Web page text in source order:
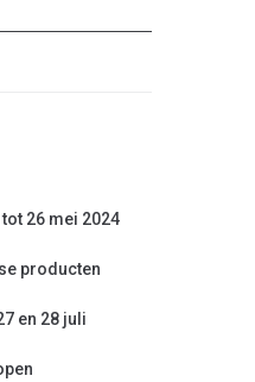
26 mei 2024
producten
en 28 juli